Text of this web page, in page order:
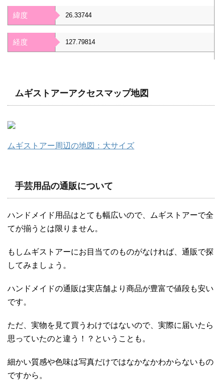
緯度 26.33744
経度 127.79814
ムギストアーアクセスマップ地図
ムギストアー周辺の地図：大サイズ
手芸用品の通販について
ハンドメイド用品はとても幅広いので、ムギストアーで全
てが揃うとは限りません。
もしムギストアーにお目当てのものがなければ、通販で探
してみましょう。
ハンドメイドの通販は実店舗より商品が豊富で値段も安い
です。
ただ、実物を見て買うわけではないので、実際に届いたら
思っていたのと違う！？ということも。
細かい質感や色味は写真だけではなかなかわからないもの
ですから。